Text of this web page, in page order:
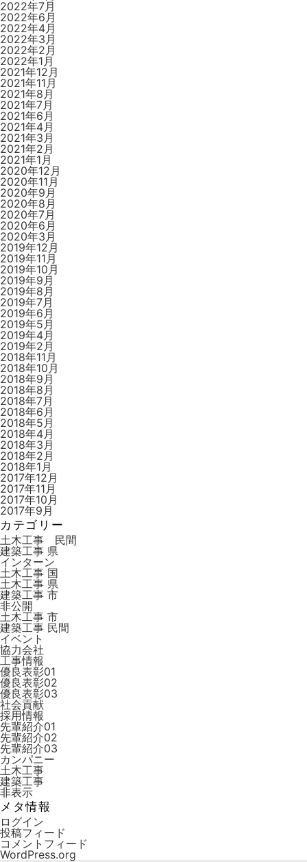
2022年7月
2022年6月
2022年4月
2022年3月
2022年2月
2022年1月
2021年12月
2021年11月
2021年8月
2021年7月
2021年6月
2021年4月
2021年3月
2021年2月
2021年1月
2020年12月
2020年11月
2020年9月
2020年8月
2020年7月
2020年6月
2020年3月
2019年12月
2019年11月
2019年10月
2019年9月
2019年8月
2019年7月
2019年6月
2019年5月
2019年4月
2019年2月
2018年11月
2018年10月
2018年9月
2018年8月
2018年7月
2018年6月
2018年5月
2018年4月
2018年3月
2018年2月
2018年1月
2017年12月
2017年11月
2017年10月
2017年9月
カテゴリー
土木工事 民間
建築工事 県
インターン
土木工事 国
土木工事 県
建築工事 市
非公開
土木工事 市
建築工事 ⺠間
イベント
協力会社
工事情報
優良表彰01
優良表彰02
優良表彰03
社会貢献
採用情報
先輩紹介01
先輩紹介02
先輩紹介03
カンパニー
土木工事
建築工事
非表示
メタ情報
ログイン
投稿フィード
コメントフィード
WordPress.org